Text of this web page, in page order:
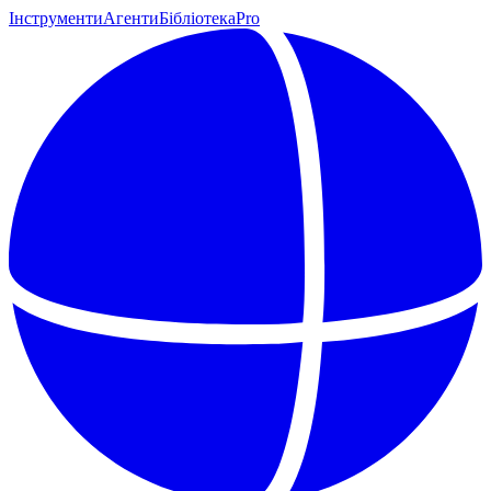
ІнструментиАгентиБібліотекаPro